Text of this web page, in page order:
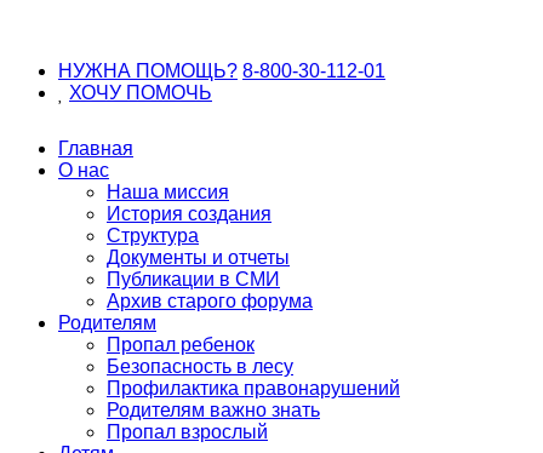
НУЖНА ПОМОЩЬ? 8-800-30-112-01
ХОЧУ ПОМОЧЬ
Главная
О нас
Наша миссия
История создания
Структура
Документы и отчеты
Публикации в СМИ
Архив старого форума
Родителям
Пропал ребенок
Безопасность в лесу
Профилактика правонарушений
Родителям важно знать
Пропал взрослый